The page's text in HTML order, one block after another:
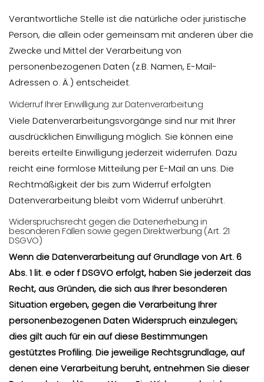
Verantwortliche Stelle ist die natürliche oder juristische
Person, die allein oder gemeinsam mit anderen über die
Zwecke und Mittel der Verarbeitung von
personenbezogenen Daten (z.B. Namen, E-Mail-
Adressen o. Ä.) entscheidet.
Widerruf Ihrer Einwilligung zur Datenverarbeitung
Viele Datenverarbeitungsvorgänge sind nur mit Ihrer
ausdrücklichen Einwilligung möglich. Sie können eine
bereits erteilte Einwilligung jederzeit widerrufen. Dazu
reicht eine formlose Mitteilung per E-Mail an uns. Die
Rechtmäßigkeit der bis zum Widerruf erfolgten
Datenverarbeitung bleibt vom Widerruf unberührt.
Widerspruchsrecht gegen die Datenerhebung in
besonderen Fällen sowie gegen Direktwerbung (Art. 21
DSGVO)
Wenn die Datenverarbeitung auf Grundlage von Art. 6
Abs. 1 lit. e oder f DSGVO erfolgt, haben Sie jederzeit das
Recht, aus Gründen, die sich aus Ihrer besonderen
Situation ergeben, gegen die Verarbeitung Ihrer
personenbezogenen Daten Widerspruch einzulegen;
dies gilt auch für ein auf diese Bestimmungen
gestütztes Profiling. Die jeweilige Rechtsgrundlage, auf
denen eine Verarbeitung beruht, entnehmen Sie dieser